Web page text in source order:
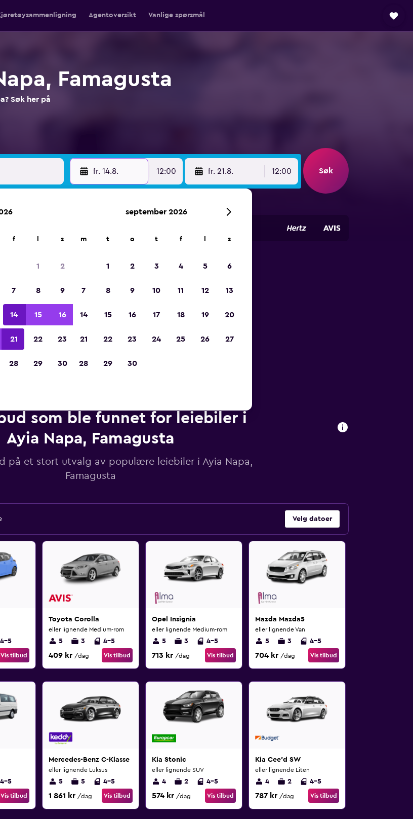
Agentoversikt Vanlige spørsmål
Famagusta
Søk her på
fr. 14.8. 12:00 fr. 21.8. 12:00 Søk
000 steder med momondo.
2023
som ble funnet for leiebiler i
Ayia Napa, Famagusta
på et stort utvalg av populære leiebiler i Ayia Napa,
Famagusta
Velg datoer
4-5
Vis tilbud
Toyota Corolla
eller lignende Medium-rom
5 3 4-5
409 kr /dag Vis tilbud
Opel Insignia
eller lignende Medium-rom
5 3 4-5
713 kr /dag Vis tilbud
Mazda Mazda5
eller lignende Van
5 3 4-5
704 kr /dag Vis tilbud
4-5
Vis tilbud
Mercedes-Benz C-Klasse
eller lignende Luksus
5 5 4-5
1 861 kr /dag Vis tilbud
Kia Stonic
eller lignende SUV
4 2 4-5
574 kr /dag Vis tilbud
Kia Cee'd SW
eller lignende Liten
4 2 4-5
787 kr /dag Vis tilbud
f s
1 2
7 8 9
14 15 16
21 22 23
28 29 30
september 2026
m t o t f s
1 2 3 4 5 6
7 8 9 10 11 12 13
14 15 16 17 18 19 20
21 22 23 24 25 26 27
28 29 30